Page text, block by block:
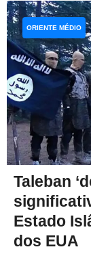
Taleban
Estado
dos EUA
ORIENTE MÉDIO